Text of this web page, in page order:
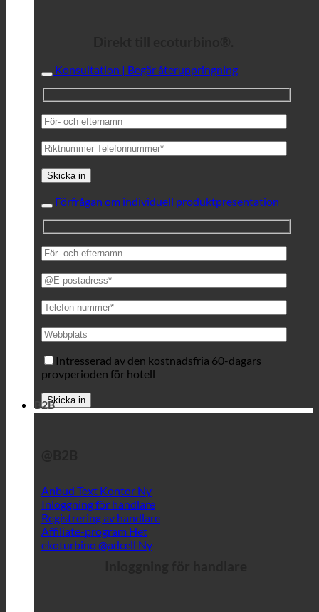
Konsultation | Begär återuppringning
Förfrågan om individuell produktpresentation
Intresserad av den kostnadsfria 60-dagars
provperioden för hotell
B2B
Anbud Text Kontor
Inloggning för handlare
Registrering av handlare
Affiliate-program
ekoturbino @adcell